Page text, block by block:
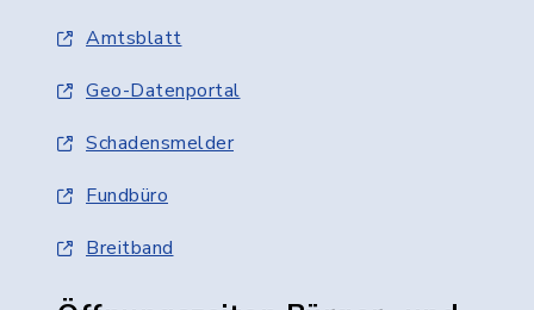
Amtsblatt
Geo-Datenportal
Schadensmelder
Fundbüro
Breitband